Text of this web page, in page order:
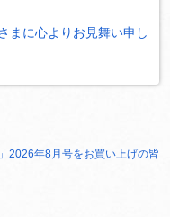
まに心よりお見舞い申し
2026年8月号をお買い上げの皆